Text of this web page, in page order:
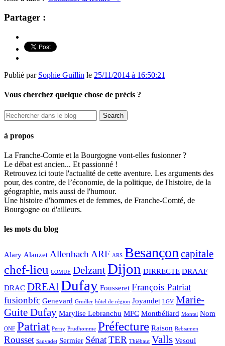
Partager :
Publié par Sophie Guillin le 25/11/2014 à 16:50:21
Vous cherchez quelque chose de précis ?
à propos
La Franche-Comte et la Bourgogne vont-elles fusionner ?
Le débat est ancien... Et passionné !
Retrouvez ici toute l'actualité de cette aventure. Les arguments des
pour, des contre, de l’économie, de la politique, de l'histoire, de la
géographie, mais aussi de l'humour.
Une histoire d'hommes et de femmes, de Franche-Comté, de
Bourgogne ou d'ailleurs.
les mots du blog
Alary Alauzet Allenbach ARF ARS Besançon capitale
chef-lieu COMUE DelzantDijon DIRRECTE DRAAF
DRAC DREAl Dufay Fousseret François Patriat
fusionbfc Genevard Grudler hôtel de région Joyandet LGV Marie-
Guite Dufay Marylise Lebranchu MFC Montbéliard Montel Nom
ONF Patriat Perny Prudhomme Préfecture Raison Rebsamen
Rousset Sauvadet Sermier SénatTER Thiébaut Valls Vesoul